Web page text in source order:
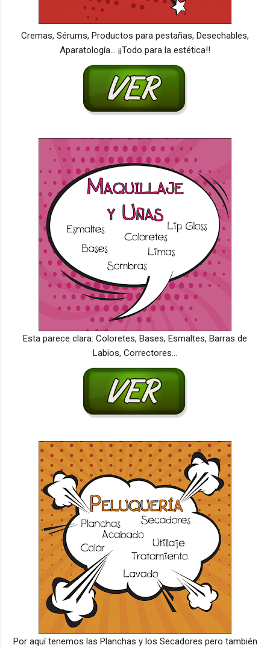
Cremas, Sérums, Productos para pestañas, Desechables,
Aparatología... ¡¡Todo para la estética!!
Esta parece clara: Coloretes, Bases, Esmaltes, Barras de
Labios, Correctores...
Por aquí tenemos las Planchas y los Secadores pero también